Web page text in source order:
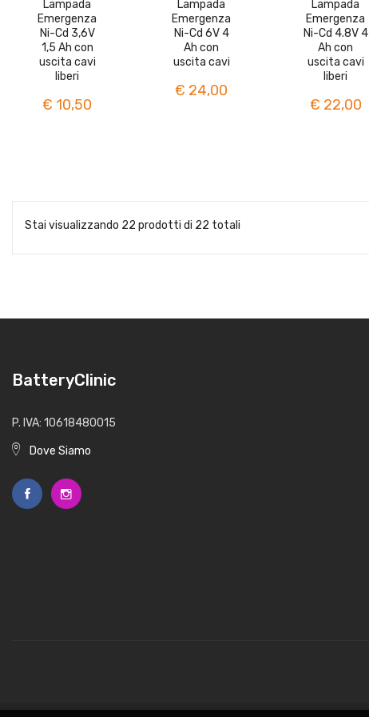
Lampada
Emergenza
Ni-Cd 3,6V
1,5 Ah con
uscita cavi
liberi
€ 10,50
Lampada
Emergenza
Ni-Cd 6V 4
Ah con
uscita cavi
€ 24,00
Lampada
Emergenza
Ni-Cd 4.8V 4
Ah con
uscita cavi
liberi
€ 22,00
Stai visualizzando 22 prodotti di 22 totali
BatteryClinic
P. IVA: 10618480015
Dove Siamo